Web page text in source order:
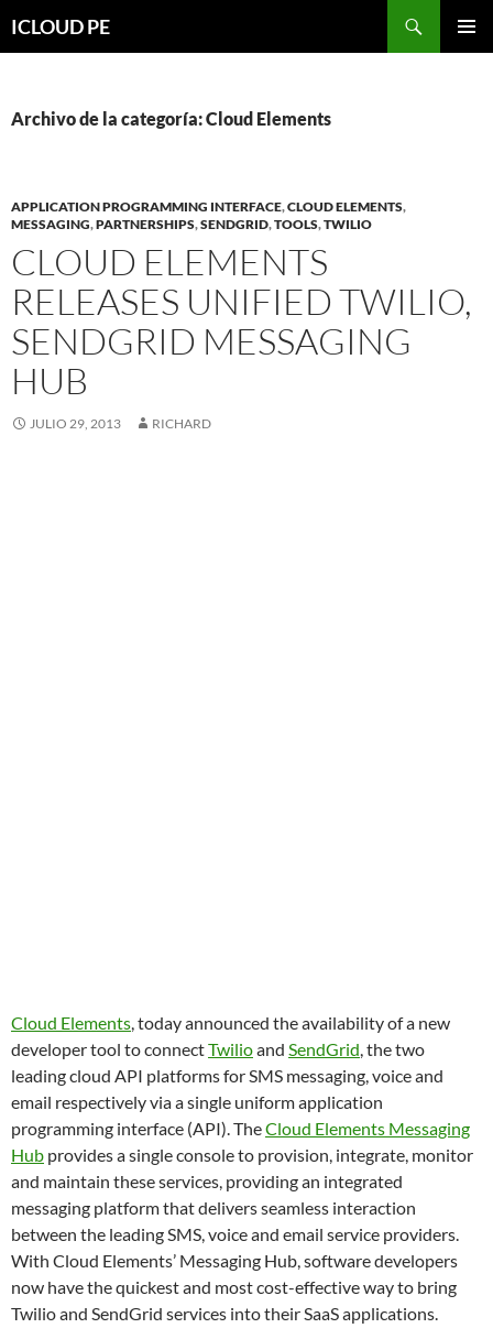
hacia
ICLOUD PE
Archivo de la categoría: Cloud Elements
APPLICATION PROGRAMMING INTERFACE,CLOUD ELEMENTS,
MESSAGING,PARTNERSHIPS,SENDGRID,TOOLS,TWILIO
CLOUD ELEMENTS
RELEASES UNIFIED TWILIO,
SENDGRID MESSAGING
HUB
JULIO 29, 2013 RICHARD
Cloud Elements, today announced the availability of a new
developer tool to connectTwilioand SendGrid, the two
leading cloud API platforms for SMS messaging, voice and
email respectively via a single uniform application
programming interface (API). TheCloud Elements Messaging
Hub provides a single console to provision, integrate, monitor
and maintain these services, providing an integrated
messaging platform that delivers seamless interaction
between the leading SMS, voice and email service providers.
With Cloud Elements’ Messaging Hub, software developers
now have the quickest and most cost-effective way to bring
Twilio and SendGrid services into their SaaS applications.